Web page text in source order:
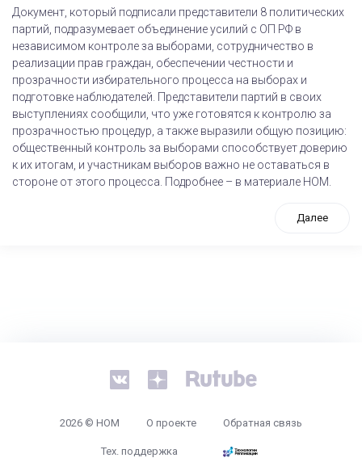
Документ, который подписали представители 8 политических
партий, подразумевает объединение усилий с ОП РФ в
независимом контроле за выборами, сотрудничество в
реализации прав граждан, обеспечении честности и
прозрачности избирательного процесса на выборах и
подготовке наблюдателей. Представители партий в своих
выступлениях сообщили, что уже готовятся к контролю за
прозрачностью процедур, а также выразили общую позицию:
общественный контроль за выборами способствует доверию
к их итогам, и участникам выборов важно не оставаться в
стороне от этого процесса. Подробнее – в материале НОМ.
Далее
2026 © НОМ О проекте Обратная связь
Тех. поддержка